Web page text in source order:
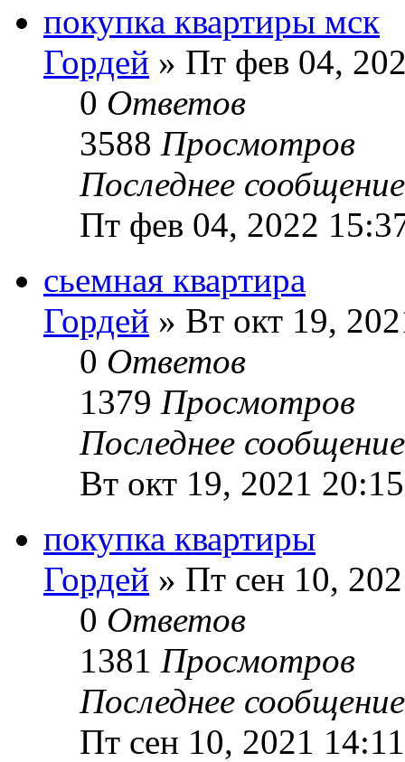
покупка квартиры мск
Гордей » Пт фев 04,
0 Ответов
3588 Просмотров
Последнее
Пт фев 04, 2022
сьемная квартира
Гордей » Вт окт 19,
0 Ответов
1379 Просмотров
Последнее
Вт окт 19, 2021 20:15
покупка квартиры
Гордей » Пт сен 10,
0 Ответов
1381 Просмотров
Последнее
Пт сен 10, 2021 14:11